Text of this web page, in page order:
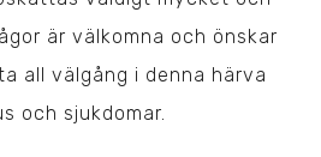
är välkomna och önskar
all välgång i denna härva
och sjukdomar.